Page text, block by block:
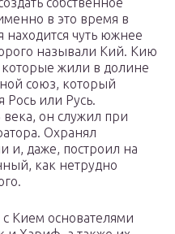
в это время в
находится чуть южнее
называли Кий. Кию
жили в долине
союз, который
Рось или Русь.
он служил при
Охранял
и, даже, построил на
как нетрудно
с Кием основателями